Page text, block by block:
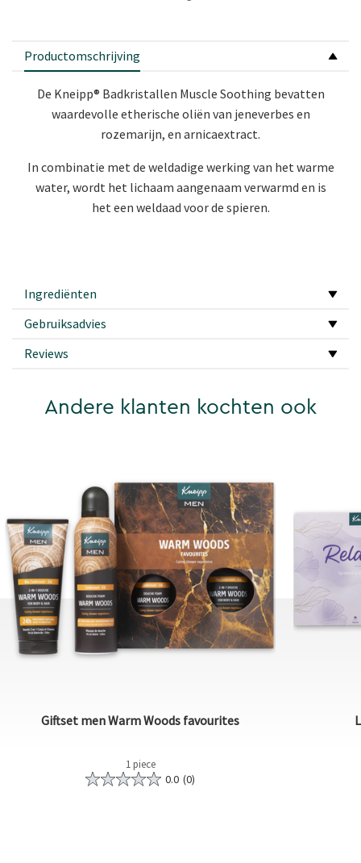
Productomschrijving
De Kneipp® Badkristallen Muscle Soothing bevatten
waardevolle etherische oliën van jeneverbes en
rozemarijn, en arnicaextract.
In combinatie met de weldadige werking van het warme
water, wordt het lichaam aangenaam verwarmd en is
het een weldaad voor de spieren.
Ingrediënten
Gebruiksadvies
Reviews
Andere klanten kochten ook
Giftset men Warm Woods favourites
1 piece
0.0 (0)